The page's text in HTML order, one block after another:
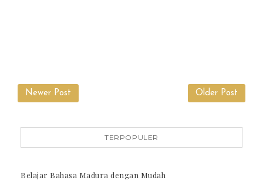
Newer Post Older Post
TERPOPULER
Belajar Bahasa Madura dengan Mudah